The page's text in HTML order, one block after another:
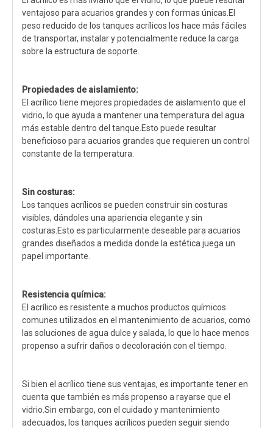
ventajoso para acuarios grandes y con formas únicas.El
peso reducido de los tanques acrílicos los hace más fáciles
de transportar, instalar y potencialmente reduce la carga
sobre la estructura de soporte.
Propiedades de aislamiento:
El acrílico tiene mejores propiedades de aislamiento que el
vidrio, lo que ayuda a mantener una temperatura del agua
más estable dentro del tanque.Esto puede resultar
beneficioso para acuarios grandes que requieren un control
constante de la temperatura.
Sin costuras:
Los tanques acrílicos se pueden construir sin costuras
visibles, dándoles una apariencia elegante y sin
costuras.Esto es particularmente deseable para acuarios
grandes diseñados a medida donde la estética juega un
papel importante.
Resistencia química:
El acrílico es resistente a muchos productos químicos
comunes utilizados en el mantenimiento de acuarios, como
las soluciones de agua dulce y salada, lo que lo hace menos
propenso a sufrir daños o decoloración con el tiempo.
Si bien el acrílico tiene sus ventajas, es importante tener en
cuenta que también es más propenso a rayarse que el
vidrio.Sin embargo, con el cuidado y mantenimiento
adecuados, los tanques acrílicos pueden seguir siendo